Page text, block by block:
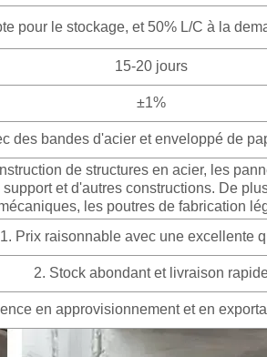
pour le stockage, et 50% L/C à la
15-20 jours
±1%
des bandes d'acier et enveloppé de
de structures en acier, les
et d'autres constructions. De
les poutres de fabrication
1. Prix raisonnable avec une excellente
2. Stock abondant et livraison
en approvisionnement et en